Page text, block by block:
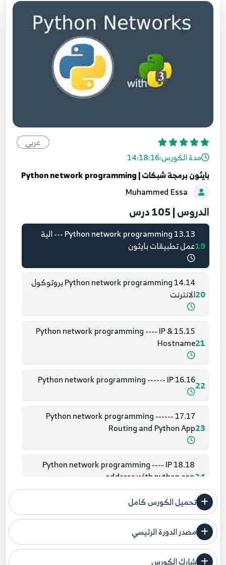
عربي
مدة الكورس:14:18:16
بايثون برمجة شبكات | Python network programming
الدروس | 105 درس
103.103 Python network programming pcapy
IP src dst
104.104 Python network programming WiFi
17بمساعدة Socket link layer
18
12.12 Python network programming -- بمساعدة
Socket & JSON object , Array
19
13.13 Python network programming --- الية
عمل تطبيقات بايثون
20
14.14 Python network programming بروتوكول
الانترنت
21
15.15 Python network programming ---- IP &
Hostname
22
16.16 Python network programming ------ IP
23
17.17 Python network programming ------
Routing and Python App
24
18.18 Python network programming ---- IP
address with python app
25
19.19 Python network programming UDP
26
20.20 Python network programming UDP
تحميل الكورس كامل
مصدر الدورة الرئيسي
فنحن لا ندعي ملكية أي دورة ولهذا نضع المصدر الأصلي لكم
شارك الكورس